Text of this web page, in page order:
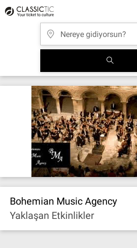
Bohemian Music Agency
Yaklaşan Etkinlikler